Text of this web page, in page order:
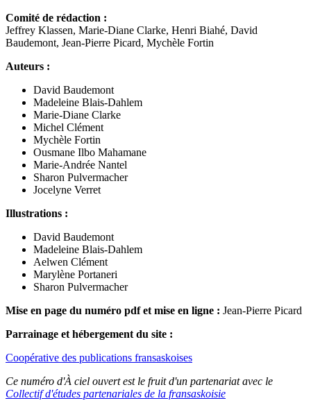
Comité de rédaction :
Jeffrey Klassen, Marie-Diane Clarke, Henri Biahé, David
Baudemont, Jean-Pierre Picard, Mychèle Fortin
Auteurs :
David Baudemont
Madeleine Blais-Dahlem
Marie-Diane Clarke
Michel Clément
Mychèle Fortin
Ousmane Ilbo Mahamane
Marie-Andrée Nantel
Sharon Pulvermacher
Jocelyne Verret
Illustrations :
David Baudemont
Madeleine Blais-Dahlem
Aelwen Clément
Marylène Portaneri
Sharon Pulvermacher
Mise en page du numéro pdf et mise en ligne : Jean-Pierre Picard
Parrainage et hébergement du site :
Coopérative des publications fransaskoises
Ce numéro d'À ciel ouvert est le fruit d'un partenariat avec le
Collectif d'études partenariales de la fransaskoisie